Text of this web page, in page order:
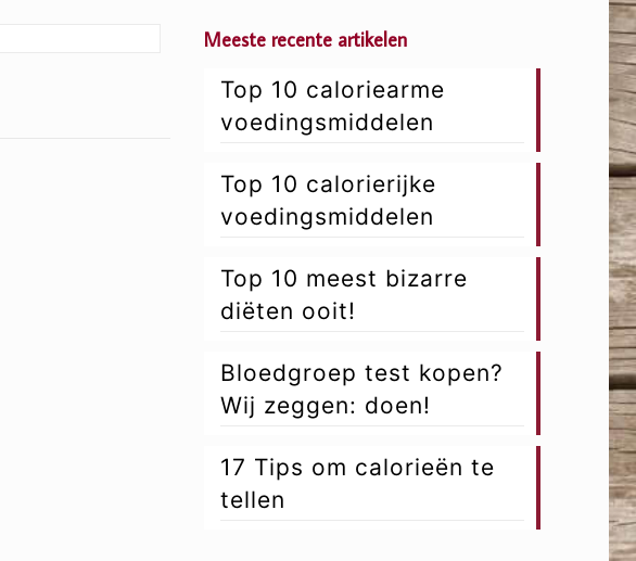
Meeste recente artikelen
Top 10 caloriearme
voedingsmiddelen
Top 10 calorierijke
voedingsmiddelen
Top 10 meest bizarre
diëten ooit!
Bloedgroep test kopen?
Wij zeggen: doen!
17 Tips om calorieën te
tellen